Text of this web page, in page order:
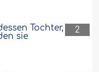
2
Tochter,
sie